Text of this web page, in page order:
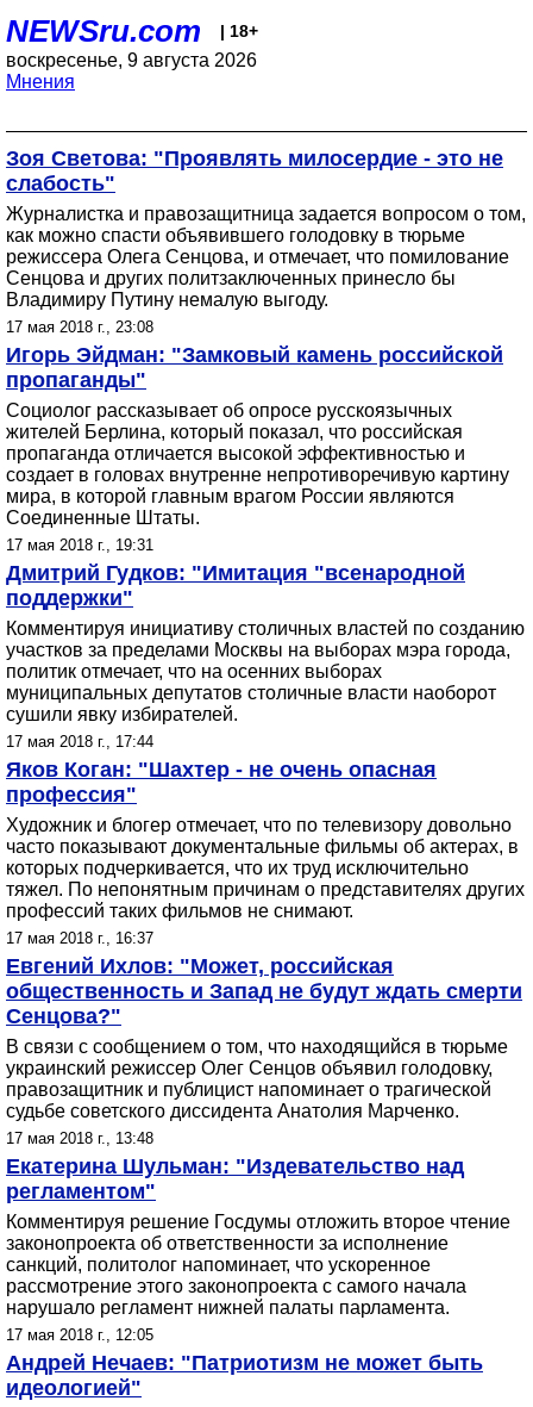
NEWSru.com | 18+
воскресенье, 9 августа 2026
Мнения
Зоя Светова: "Проявлять милосердие - это не
слабость"
Журналистка и правозащитница задается вопросом о том,
как можно спасти объявившего голодовку в тюрьме
режиссера Олега Сенцова, и отмечает, что помилование
Сенцова и других политзаключенных принесло бы
Владимиру Путину немалую выгоду.
17 мая 2018 г., 23:08
Игорь Эйдман: "Замковый камень российской
пропаганды"
Социолог рассказывает об опросе русскоязычных
жителей Берлина, который показал, что российская
пропаганда отличается высокой эффективностью и
создает в головах внутренне непротиворечивую картину
мира, в которой главным врагом России являются
Соединенные Штаты.
17 мая 2018 г., 19:31
Дмитрий Гудков: "Имитация "всенародной
поддержки"
Комментируя инициативу столичных властей по созданию
участков за пределами Москвы на выборах мэра города,
политик отмечает, что на осенних выборах
муниципальных депутатов столичные власти наоборот
сушили явку избирателей.
17 мая 2018 г., 17:44
Яков Коган: "Шахтер - не очень опасная
профессия"
Художник и блогер отмечает, что по телевизору довольно
часто показывают документальные фильмы об актерах, в
которых подчеркивается, что их труд исключительно
тяжел. По непонятным причинам о представителях других
профессий таких фильмов не снимают.
17 мая 2018 г., 16:37
Евгений Ихлов: "Может, российская
общественность и Запад не будут ждать смерти
Сенцова?"
В связи с сообщением о том, что находящийся в тюрьме
украинский режиссер Олег Сенцов объявил голодовку,
правозащитник и публицист напоминает о трагической
судьбе советского диссидента Анатолия Марченко.
17 мая 2018 г., 13:48
Екатерина Шульман: "Издевательство над
регламентом"
Комментируя решение Госдумы отложить второе чтение
законопроекта об ответственности за исполнение
санкций, политолог напоминает, что ускоренное
рассмотрение этого законопроекта с самого начала
нарушало регламент нижней палаты парламента.
17 мая 2018 г., 12:05
Андрей Нечаев: "Патриотизм не может быть
идеологией"